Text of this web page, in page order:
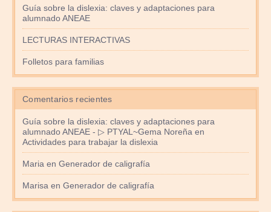
Guía sobre la dislexia: claves y adaptaciones para
alumnado ANEAE
LECTURAS INTERACTIVAS
Folletos para familias
Comentarios recientes
Guía sobre la dislexia: claves y adaptaciones para
alumnado ANEAE - ▷ PTYAL~Gema Noreña en
Actividades para trabajar la dislexia
Maria en Generador de caligrafía
Marisa en Generador de caligrafía